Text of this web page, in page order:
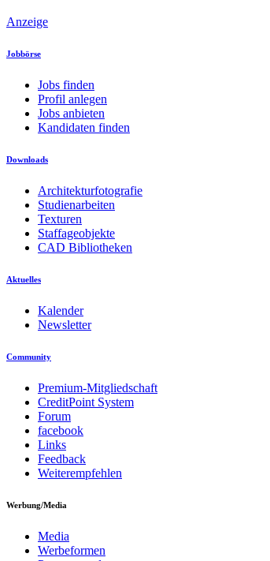
Anzeige
Jobbörse
Jobs finden
Profil anlegen
Jobs anbieten
Kandidaten finden
Downloads
Architekturfotografie
Studienarbeiten
Texturen
Staffageobjekte
CAD Bibliotheken
Aktuelles
Kalender
Newsletter
Community
Premium-Mitgliedschaft
CreditPoint System
Forum
facebook
Links
Feedback
Weiterempfehlen
Werbung/Media
Media
Werbeformen